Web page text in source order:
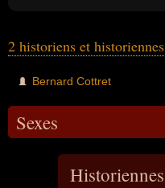
2 historiens et
Bernard Cottret
Sexes